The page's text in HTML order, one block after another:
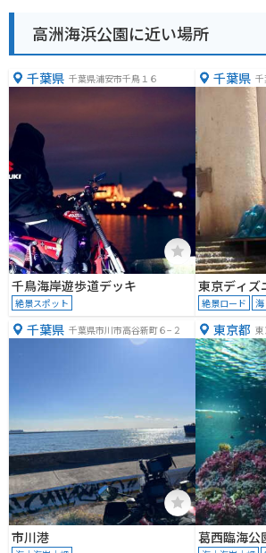
高洲海浜公園に近い場所
千葉県 千葉県浦安市千鳥１６
千鳥海岸遊歩道デッキ
絶景スポット
千葉県 千
東京ディズ
絶景ロード
千葉県 千葉県市川市高谷新町６−２
市川港
東京都
葛西臨海公